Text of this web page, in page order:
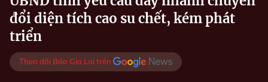
đổi diện tích cao su chết, kém phát
triển
Theo dõi Báo Gia Lai trên